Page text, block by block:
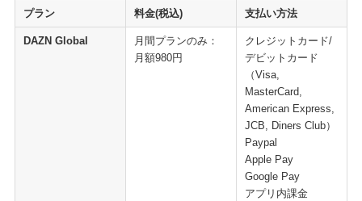
プラン 料金(税込) 支払い方法
DAZN Global
月間プランのみ：
月額980円
クレジットカード/
デビットカード
（Visa,
MasterCard,
American Express,
JCB, Diners Club）
Paypal
Apple Pay
Google Pay
アプリ内課金